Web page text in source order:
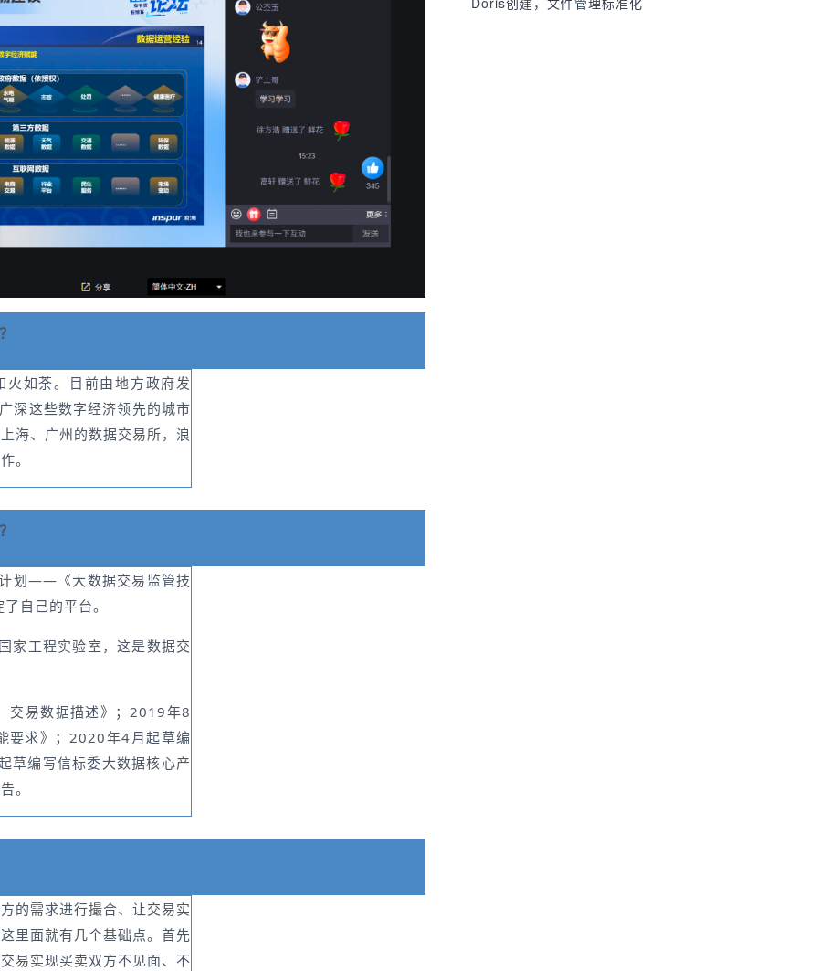
如荼。目前由地方政府发
深这些数字经济领先的城市
海、广州的数据交易所，浪
。
划——《大数据交易监管技
自己的平台。
家工程实验室，这是数据交
交易数据描述》；2019年8
要求》；2020年4月起草编
草编写信标委大数据核心产
。
的需求进行撮合、让交易实
里面就有几个基础点。首先
易实现买卖双方不见面、不